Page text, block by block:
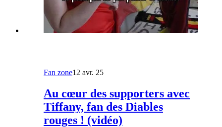
Fan zone12 avr. 25
Au cœur des supporters avec
Tiffany, fan des Diables
rouges ! (vidéo)